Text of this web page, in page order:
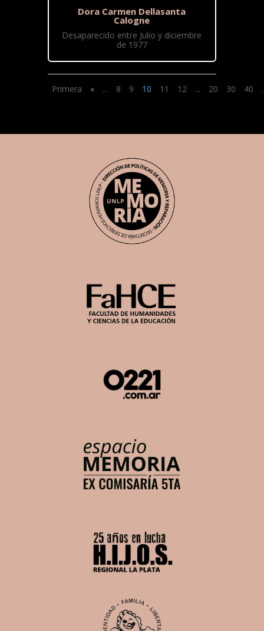
Dora Carmen Dellasanta
Calogne
Desaparecido entre Julio y diciembre
de 1977
Primera « ... 8 9 10 11 12 ... 20 30 40